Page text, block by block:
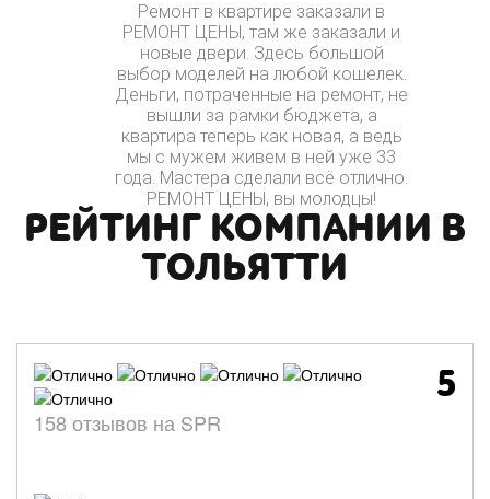
Ремонт в квартире заказали в
РЕМОНТ ЦЕНЫ, там же заказали и
новые двери. Здесь большой
выбор моделей на любой кошелек.
Деньги, потраченные на ремонт, не
вышли за рамки бюджета, а
квартира теперь как новая, а ведь
мы с мужем живем в ней уже 33
года. Мастера сделали всё отлично.
РЕМОНТ ЦЕНЫ, вы молодцы!
РЕЙТИНГ КОМПАНИИ В
ТОЛЬЯТТИ
5
158 отзывов на SPR